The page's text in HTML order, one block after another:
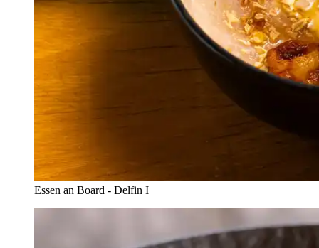
Essen an Board - Delfin I